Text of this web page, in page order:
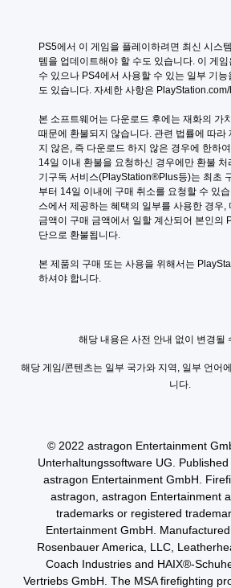
PS5에서 이 게임을 플레이하려면 최신 시스
템을 업데이트해야 할 수도 있습니다. 이 게
수 있으나 PS4에서 사용할 수 있는 일부 기능
도 있습니다. 자세한 사항은 PlayStation.com/
본 소프트웨어는 다운로드 후에는 재화의 가
때문에 환불되지 않습니다. 관련 법률에 따라
지 않은, 즉 다운로드 하지 않은 경우에 한하
14일 이내 환불을 요청하신 경우에만 환불 처
기구독 서비스(PlayStation®Plus등)는 최초
부터 14일 이내에 구매 취소를 요청할 수 있
스에서 제공하는 혜택의 일부를 사용한 경우,
금액이 구매 금액에서 일할 계산되어 본인의
단으로 환불됩니다.
본 제품의 구매 또는 사용을 위해서는
하셔야 합니다.
해당 내용은 사전 안내 없이 변경될
해당 게임/콘텐츠는 일부 국가와 지역, 일부 언어
니다.
© 2022 astragon Entertainment
Unterhaltungssoftware UG.
astragon Entertainment GmbH.
astragon, astragon Entertainment
trademarks or registered
Entertainment GmbH.
Rosenbauer America, LLC,
Coach Industries and HAIX®-
Vertriebs GmbH. The MSA firefighting